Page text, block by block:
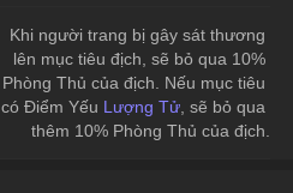
Khi người trang bị gây sát thương
lên mục tiêu địch, sẽ bỏ qua 10%
Phòng Thủ của địch. Nếu mục tiêu
có Điểm Yếu Lượng Tử , sẽ bỏ qua
thêm 10% Phòng Thủ của địch.